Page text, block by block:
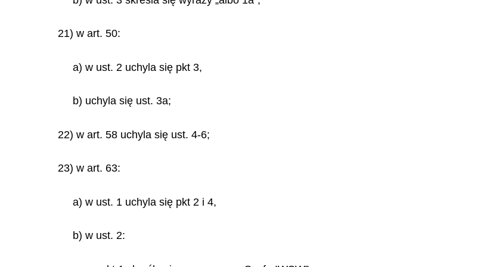
21) w art. 50:
a) w ust. 2 uchyla się pkt 3,
b) uchyla się ust. 3a;
22) w art. 58 uchyla się ust. 4-6;
23) w art. 63:
a) w ust. 1 uchyla się pkt 2 i 4,
b) w ust. 2: